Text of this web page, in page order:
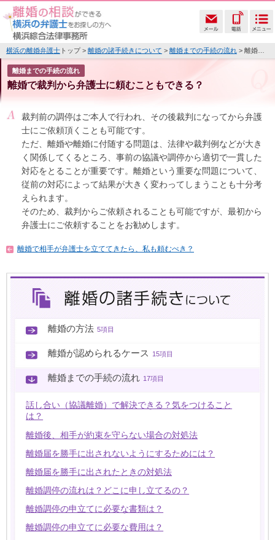
横浜の離婚弁護士 トップ > 離婚の諸手続きについて > 離婚までの手続の流れ > 離婚で裁判から弁護士に頼むこともできる？
離婚までの手続の流れ
離婚で裁判から弁護士に頼むこともできる？
裁判前の調停はご本人で行われ、その後裁判になってから弁護
士にご依頼頂くことも可能です。
ただ、離婚や離婚に付随する問題は、法律や裁判例などが大き
く関係してくるところ、事前の協議や調停から適切で一貫した
対応をとることが重要です。離婚という重要な問題について、
従前の対応によって結果が大きく変わってしまうことも十分考
えられます。
そのため、裁判からご依頼されることも可能ですが、最初から
弁護士にご依頼することをお勧めします。
離婚で相手が弁護士を立ててきたら、私も頼むべき？
離婚の方法 5項目
離婚が認められるケース 15項目
離婚までの手続の流れ 17項目
話し合い（協議離婚）で解決できる？気をつけること
は？
離婚後、相手が約束を守らない場合の対処法
離婚届を勝手に出されないようにするためには？
離婚届を勝手に出されたときの対処法
離婚調停の流れは？どこに申し立てるの？
離婚調停の申立てに必要な書類は？
離婚調停の申立てに必要な費用は？